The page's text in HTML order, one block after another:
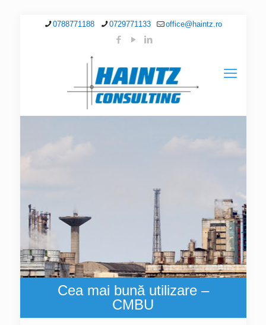
0788771188 0729771133 office@haintz.ro
Cea mai bună utilizare –
CMBU